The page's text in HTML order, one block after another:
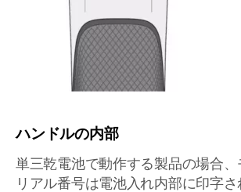
ハンドルの内部
単三乾電池で動作する製品の場合
リアル番号は電池入れ内部に印字さ